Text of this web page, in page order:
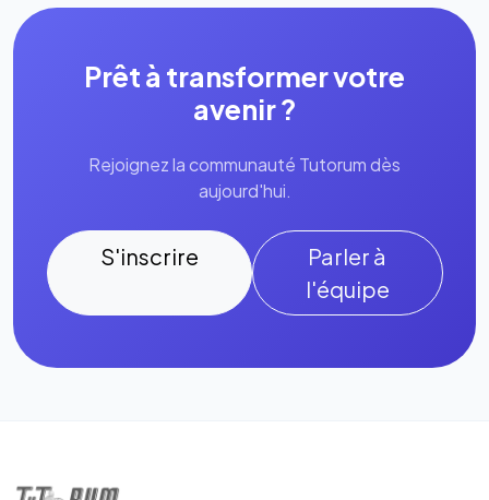
Prêt à transformer votre
avenir ?
Rejoignez la communauté Tutorum dès
aujourd'hui.
S'inscrire
Parler à
l'équipe